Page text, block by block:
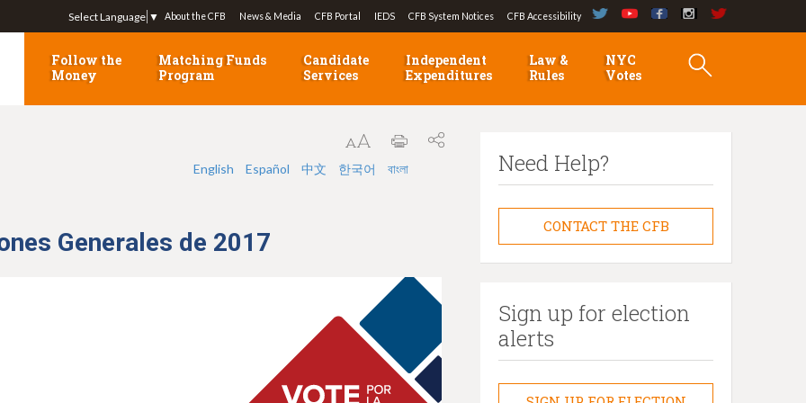
Jump to navigation
Select Language ▼ About the CFB News & Media CFB Portal IEDS CFB System Notices CFB Accessibility
Follow the
Money
Matching Funds
Program
Candidate
Services
Independent
Expenditures
Law &
Rules
NYC
Votes
English
Español 中文 한국어 বাংলা
Generales de 2017
Need Help?
CONTACT THE CFB
Sign up for election
alerts